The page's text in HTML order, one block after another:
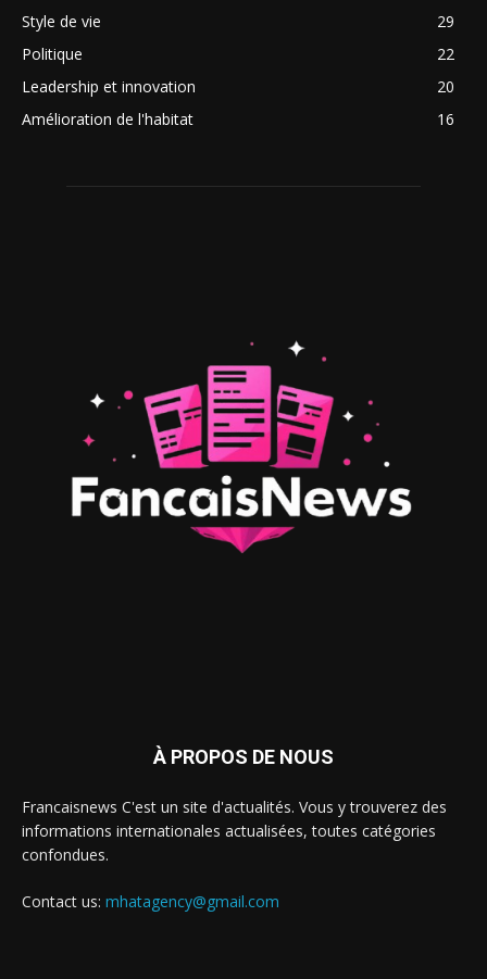
Style de vie
29
Politique
22
Leadership et innovation
20
Amélioration de l'habitat
16
À PROPOS DE NOUS
Francaisnews C'est un site d'actualités. Vous y trouverez des
informations internationales actualisées, toutes catégories
confondues.
Contact us: mhatagency@gmail.com